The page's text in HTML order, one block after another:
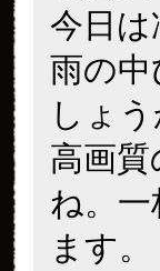
今日
雨の
しょう
高画
ね。
ます。